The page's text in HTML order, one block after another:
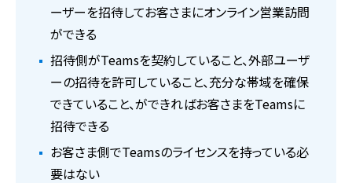
ーザーを招待してお客さまにオンライン営業訪問
ができる
招待側がTeamsを契約していること、外部ユーザ
ーの招待を許可していること、充分な帯域を確保
できていること、ができればお客さまをTeamsに
招待できる
お客さま側でTeamsのライセンスを持っている必
要はない